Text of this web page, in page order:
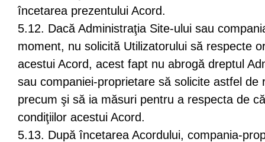
încetarea prezentului Acord.
5.12. Dacă Administraţia Site-ului sau
moment, nu solicită Utilizatorului să respecte
acestui Acord, acest fapt nu abrogă dreptul
sau companiei-proprietare să solicite astfel de
precum şi să ia măsuri pentru a respecta de
condiţiilor acestui Acord.
5.13. După încetarea Acordului, compania-